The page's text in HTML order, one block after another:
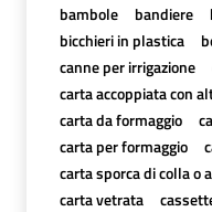
bambole
bandiere
bicchieri in plastica
canne per irrigazione
carta accoppiata con
carta da formaggio
carta per formaggio
carta sporca di colla o
carta vetrata